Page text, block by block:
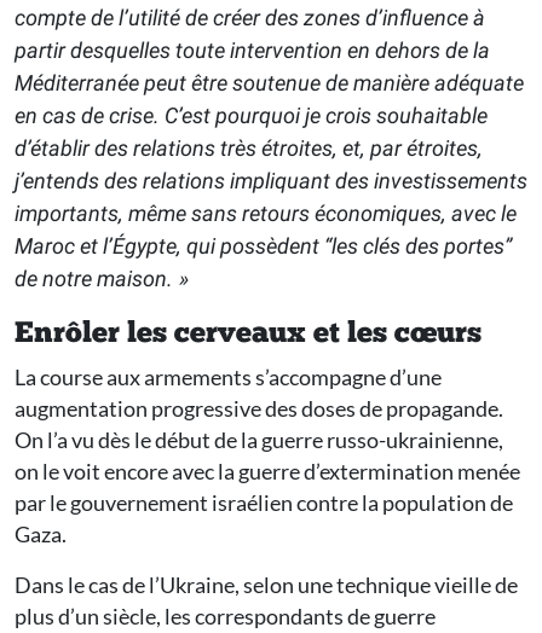
compte de l’utilité de créer des zones d’influence à
partir desquelles toute intervention en dehors de la
Méditerranée peut être soutenue de manière adéquate
en cas de crise. C’est pourquoi je crois souhaitable
d’établir des relations très étroites, et, par étroites,
j’entends des relations impliquant des investissements
importants, même sans retours économiques, avec le
Maroc et l’Égypte, qui possèdent “les clés des portes”
de notre maison. »
Enrôler les cerveaux et les cœurs
La course aux armements s’accompagne d’une
augmentation progressive des doses de propagande.
On l’a vu dès le début de la guerre russo-ukrainienne,
on le voit encore avec la guerre d’extermination menée
par le gouvernement israélien contre la population de
Gaza.
Dans le cas de l’Ukraine, selon une technique vieille de
plus d’un siècle, les correspondants de guerre